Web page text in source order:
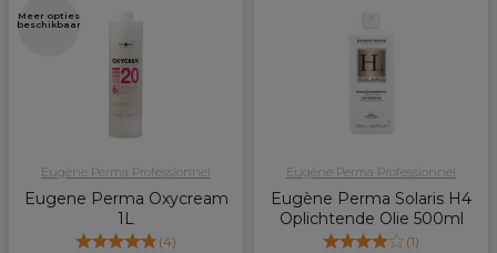
Meer opties
beschikbaar
Eugène Perma Professionnel
Eugene Perma Oxycream
1L
(4)
Eugène Perma Professionnel
Eugène Perma Solaris H4
Oplichtende Olie 500ml
(1)